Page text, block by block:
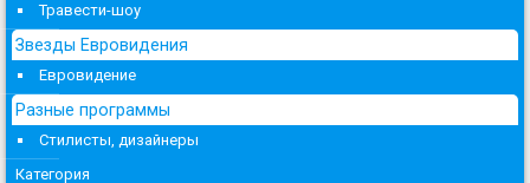
Травести-шоу
Звезды Евровидения
Евровидение
Разные программы
Стилисты, дизайнеры
Категория